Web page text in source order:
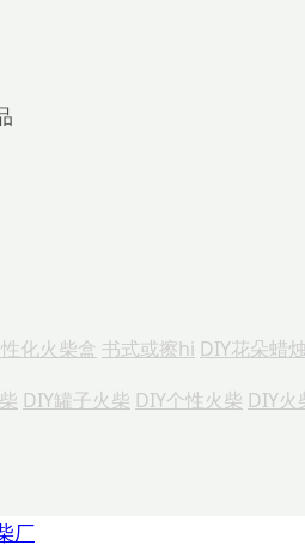
化火柴盒 书式或擦hi DIY花朵蜡烛
DIY罐子火柴 DIY个性火柴 DIY火
厂